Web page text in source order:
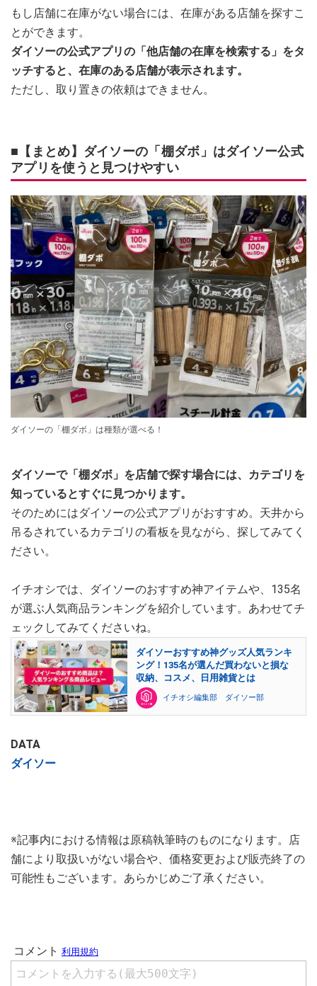
もし店舗に在庫がない場合には、在庫がある店舗を探すこ
とができます。
ダイソーの公式アプリの「他店舗の在庫を検索する」をタ
ッチすると、在庫のある店舗が表示されます。
ただし、取り置きの依頼はできません。
■【まとめ】ダイソーの「棚ダボ」はダイソー公式
アプリを使うと見つけやすい
ダイソーの「棚ダボ」は種類が選べる！
ダイソーで「棚ダボ」を店舗で探す場合には、カテゴリを
知っているとすぐに見つかります。
そのためにはダイソーの公式アプリがおすすめ。天井から
吊るされているカテゴリの看板を見ながら、探してみてく
ださい。
イチオシでは、ダイソーのおすすめ神アイテムや、135名
が選ぶ人気商品ランキングを紹介しています。あわせてチ
ェックしてみてくださいね。
ダイソーおすすめ神グッズ人気ランキ
ング！135名が選んだ買わないと損な
収納、コスメ、日用雑貨とは
イチオシ編集部 ダイソー部
DATA
ダイソー
※記事内における情報は原稿執筆時のものになります。店
舗により取扱いがない場合や、価格変更および販売終了の
可能性もございます。あらかじめご了承ください。